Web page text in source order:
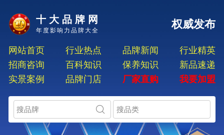
十大品牌网
年度影响力品牌大全
权威发布
网站首页 行业热点 品牌新闻
行业精英
招商咨询
百科知识 保养知识
新品速递
实景案例
品牌门店 厂家直购 我要加盟